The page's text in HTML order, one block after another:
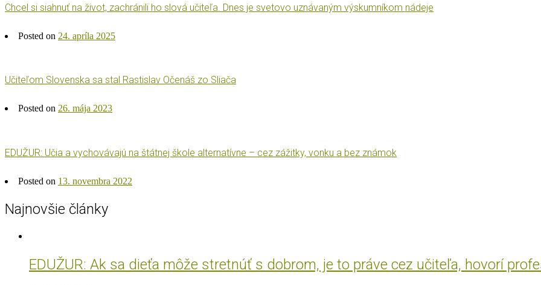
Chcel si siahnuť na život, zachránili ho slová učiteľa. Dnes je svetovo uznávaným výskumníkom nádeje
Posted on 24. apríla 2025
Učiteľom Slovenska sa stal Rastislav Očenáš zo Sliača
Posted on 26. mája 2023
EDUŽUR: Učia a vychovávajú na štátnej škole alternatívne – cez zážitky, vonku a bez známok
Posted on 13. novembra 2022
Najnovšie články
EDUŽUR: Ak sa dieťa môže stretnúť s dobrom, je to práve cez učiteľa, hovorí